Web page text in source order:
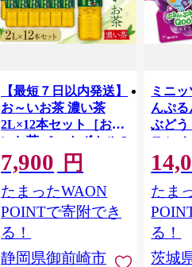
【最短７日以内発送】
お～いお茶 濃い茶
2L×12本セット［おー
いお茶 ペットボトル 2
リットル ケース 箱 伊
藤園 静岡］
7,900 円
たまったWAON
POINTで寄附でき
る！
静岡県御前崎市
ミニ
んぷる
ぶどう
ス |
ゼリ
ルシウ
給 コ
たま
る！
茨城